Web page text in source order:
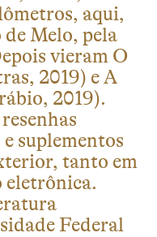
aqui,
de Melo, pela
vieram O
2019) e A
2019).
suplementos
tanto em
eletrônica.
Federal